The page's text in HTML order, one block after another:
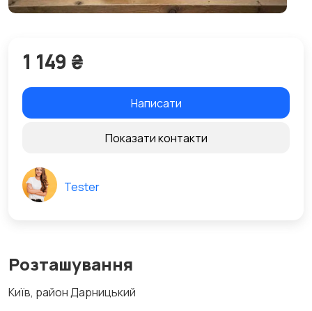
Розташування
Київ, район Дарницький
1 149 ₴
Написати
Показати контакти
Tester